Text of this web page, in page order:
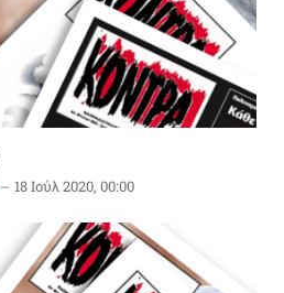
18 Ιούλ 2020, 00:00